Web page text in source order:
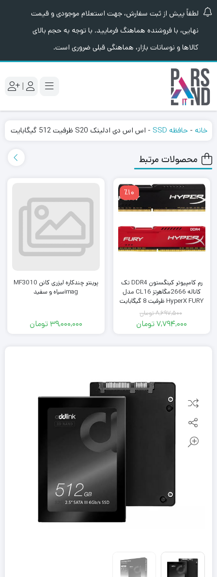
لطفاً پیش از ثبت سفارش، جهت استعلام موجودی و قیمت
نهایی، با فروشنده هماهنگ فرمایید. با توجه به حجم بالای
کالاها و نوسانات بازار، هماهنگی قبلی ضروری است.
|
خانه - حافظه SSD - اس اس دی ادلینک S20 ظرفیت 512 گیگابایت
محصولات مرتبط
٪10
رم کامپیوتر کینگستون DDR4 تک
کاناله 2666مگاهرتز CL16 مدل
HyperX FURY ظرفیت 8 گیگابایت
8,697,500تومان
7,794,000تومان
پرینتر چندکاره لیزری کانن MF3010
imagسیاه و سفید
39,000,000 تومان